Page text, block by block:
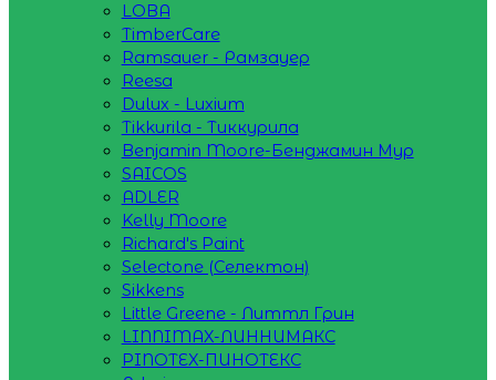
LOBA
TimberCare
Ramsauer - Рамзауер
Reesa
Dulux - Luxium
Tikkurila - Тиккурила
Benjamin Moore-Бенджамин Мур
SAICOS
ADLER
Kelly Moore
Richard's Paint
Selectone (Селектон)
Sikkens
Little Greene - Литтл Грин
LINNIMAX-ЛИННИМАКС
PINOTEX-ПИНОТЕКС